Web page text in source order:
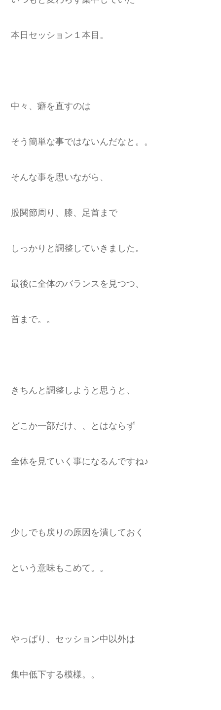
本日セッション１本目。
中々、癖を直すのは
そう簡単な事ではないんだなと。。
そんな事を思いながら、
股関節周り、膝、足首まで
しっかりと調整していきました。
最後に全体のバランスを見つつ、
首まで。。
きちんと調整しようと思うと、
どこか一部だけ、、とはならず
全体を見ていく事になるんですね♪
少しでも戻りの原因を潰しておく
という意味もこめて。。
やっぱり、セッション中以外は
集中低下する模様。。